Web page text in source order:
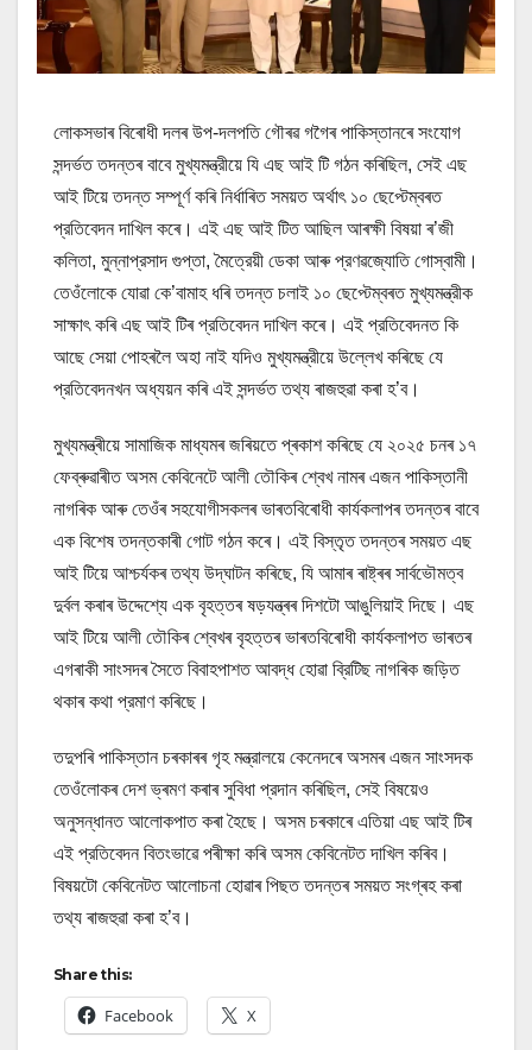
লোকসভাৰ বিৰোধী দলৰ উপ-দলপতি গৌৰৱ গগৈৰ পাকিস্তানৰে সংযোগ
সন্দর্ভত তদন্তৰ বাবে মুখ্যমন্ত্রীয়ে যি এছ আই টি গঠন কৰিছিল, সেই এছ
আই টিয়ে তদন্ত সম্পূর্ণ কৰি নির্ধাৰিত সময়ত অর্থাৎ ১০ ছেপ্টেম্বৰত
প্রতিবেদন দাখিল কৰে। এই এছ আই টিত আছিল আৰক্ষী বিষয়া ৰ’জী
কলিতা, মুন্নাপ্রসাদ গুপ্তা, মৈত্রেয়ী ডেকা আৰু প্রণৱজ্যোতি গোস্বামী।
তেওঁলোকে যোৱা কে’বামাহ ধৰি তদন্ত চলাই ১০ ছেপ্টেম্বৰত মুখ্যমন্ত্রীক
সাক্ষাৎ কৰি এছ আই টিৰ প্রতিবেদন দাখিল কৰে। এই প্রতিবেদনত কি
আছে সেয়া পোহৰলৈ অহা নাই যদিও মুখ্যমন্ত্রীয়ে উল্লেখ কৰিছে যে
প্রতিবেদনখন অধ্যয়ন কৰি এই সন্দর্ভত তথ্য ৰাজহুৱা কৰা হ’ব।
মুখ্যমন্ত্ৰীয়ে সামাজিক মাধ্যমৰ জৰিয়তে প্ৰকাশ কৰিছে যে ২০২৫ চনৰ ১৭
ফেব্ৰুৱাৰীত অসম কেবিনেটে আলী তৌকিৰ শ্বেখ নামৰ এজন পাকিস্তানী
নাগৰিক আৰু তেওঁৰ সহযোগীসকলৰ ভাৰতবিৰোধী কার্যকলাপৰ তদন্তৰ বাবে
এক বিশেষ তদন্তকাৰী গোট গঠন কৰে। এই বিস্তৃত তদন্তৰ সময়ত এছ
আই টিয়ে আশ্চৰ্যকৰ তথ্য উদ্‌ঘাটন কৰিছে, যি আমাৰ ৰাষ্ট্ৰৰ সার্বভৌমত্ব
দুৰ্বল কৰাৰ উদ্দেশ্যে এক বৃহত্তৰ ষড়যন্ত্ৰৰ দিশটো আঙুলিয়াই দিছে। এছ
আই টিয়ে আলী তৌকিৰ শ্বেখৰ বৃহত্তৰ ভাৰতবিৰোধী কার্যকলাপত ভাৰতৰ
এগৰাকী সাংসদৰ সৈতে বিবাহপাশত আবদ্ধ হোৱা ব্রিটিছ নাগৰিক জড়িত
থকাৰ কথা প্রমাণ কৰিছে।
তদুপৰি পাকিস্তান চৰকাৰৰ গৃহ মন্ত্রালয়ে কেনেদৰে অসমৰ এজন সাংসদক
তেওঁলোকৰ দেশ ভ্ৰমণ কৰাৰ সুবিধা প্রদান কৰিছিল, সেই বিষয়েও
অনুসন্ধানত আলোকপাত কৰা হৈছে। অসম চৰকাৰে এতিয়া এছ আই টিৰ
এই প্রতিবেদন বিতংভাৱে পৰীক্ষা কৰি অসম কেবিনেটত দাখিল কৰিব।
বিষয়টো কেবিনেটত আলোচনা হোৱাৰ পিছত তদন্তৰ সময়ত সংগ্ৰহ কৰা
তথ্য ৰাজহুৱা কৰা হ’ব।
Share this:
Facebook X